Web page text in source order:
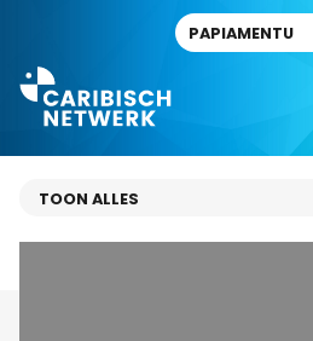
PAPIAMENTU